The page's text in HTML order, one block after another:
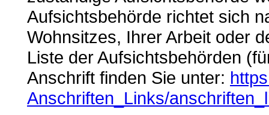
Aufsichtsbehörde richtet sich
Wohnsitzes, Ihrer Arbeit oder
Liste der Aufsichtsbehörden
Anschrift finden Sie unter:
Anschriften_Links/